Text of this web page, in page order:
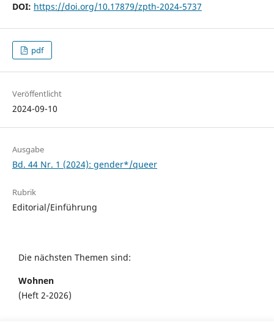
DOI: https://doi.org/10.17879/zpth-2024-5737
pdf
Veröffentlicht
2024-09-10
Ausgabe
Bd. 44 Nr. 1 (2024): gender*/queer
Rubrik
Editorial/Einführung
Die nächsten Themen sind:
Wohnen
(Heft 2-2026)